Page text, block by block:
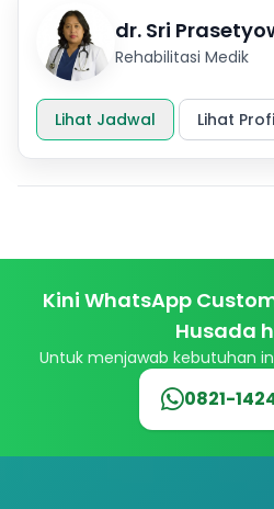
dr. Sri
Rehabilitasi Medik
Lihat Jadwal Lihat
Kini WhatsApp
Husada
Untuk menjawab kebutuhan
0821-